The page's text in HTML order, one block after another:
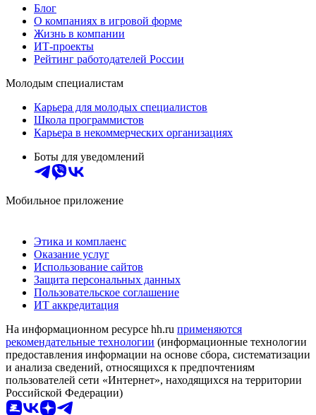
Блог
О компаниях в игровой форме
Жизнь в компании
ИТ-проекты
Рейтинг работодателей России
Молодым специалистам
Карьера для молодых специалистов
Школа программистов
Карьера в некоммерческих организациях
Боты для уведомлений
Мобильное приложение
Этика и комплаенс
Оказание услуг
Использование сайтов
Защита персональных данных
Пользовательское соглашение
ИТ аккредитация
На информационном ресурсе hh.ru применяются
рекомендательные технологии (информационные технологии
предоставления информации на основе сбора, систематизации
и анализа сведений, относящихся к предпочтениям
пользователей сети «Интернет», находящихся на территории
Российской Федерации)